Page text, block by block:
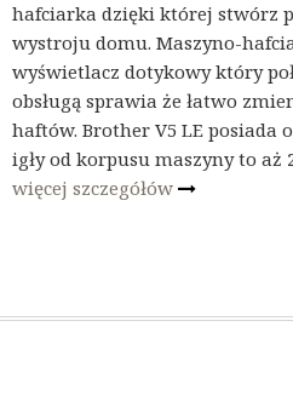
hafciarka dzięki której stwórz
wystroju domu. Maszyno-
wyświetlacz dotykowy który
obsługą sprawia że łatwo
haftów. Brother V5 LE posiada
igły od korpusu maszyny to aż
więcej szczegółów